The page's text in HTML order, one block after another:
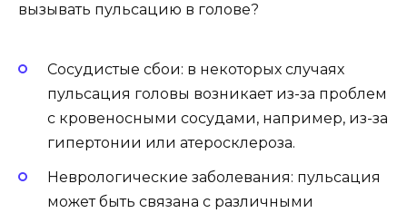
вызывать пульсацию в голове?
Сосудистые сбои: в некоторых случаях
пульсация головы возникает из-за проблем
с кровеносными сосудами, например, из-за
гипертонии или атеросклероза.
Неврологические заболевания: пульсация
может быть связана с различными